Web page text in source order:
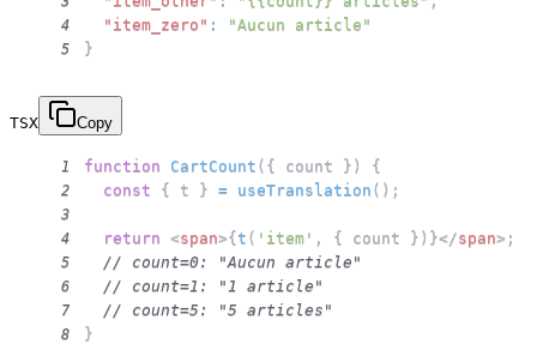
4 "item_zero" : "Aucun article"
5 }
TSX Copy
1 function CartCount ( { count } ) {
2 const { t } = useTranslation ( ) ;
3
4
return <span>{t ( 'item' , { count } ) }</span> ;
5 // count=0: "Aucun article"
6 // count=1: "1 article"
7 // count=5: "5 articles"
8 }